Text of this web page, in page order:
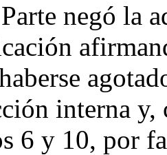
negó la
interna y,
6 y 10, por